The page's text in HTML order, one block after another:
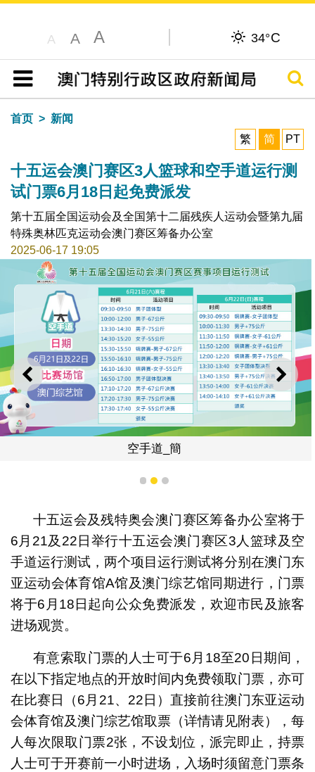
A A A 34°C
目录
搜寻
首页
新闻
繁
简 PT
十五运会澳门赛区3人篮球和空手道运行测
试门票6月18日起免费派发
第十五届全国运动会及全国第十二届残疾人运动会暨第九届
特殊奥林匹克运动会澳门赛区筹备办公室
2025-06-17 19:05
上一则 下一
空手道_簡
1 2 3
十五运会及残特奥会澳门赛区筹备办公室将于
6月21及22日举行十五运会澳门赛区3人篮球及空
手道运行测试，两个项目运行测试将分别在澳门东
亚运动会体育馆A馆及澳门综艺馆同期进行，门票
将于6月18日起向公众免费派发，欢迎市民及旅客
进场观赏。
有意索取门票的人士可于6月18至20日期间，
在以下指定地点的开放时间内免费领取门票，亦可
在比赛日（6月21、22日）直接前往澳门东亚运动
会体育馆及澳门综艺馆取票（详情请见附表），每
人每次限取门票2张，不设划位，派完即止，持票
人士可于开赛前一小时进场，入场时须留意门票条